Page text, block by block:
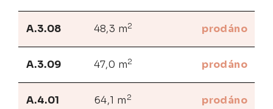
A.3.08 48,3 m2 prodáno
A.3.09 47,0 m2 prodáno
A.4.01 64,1 m 2 prodáno